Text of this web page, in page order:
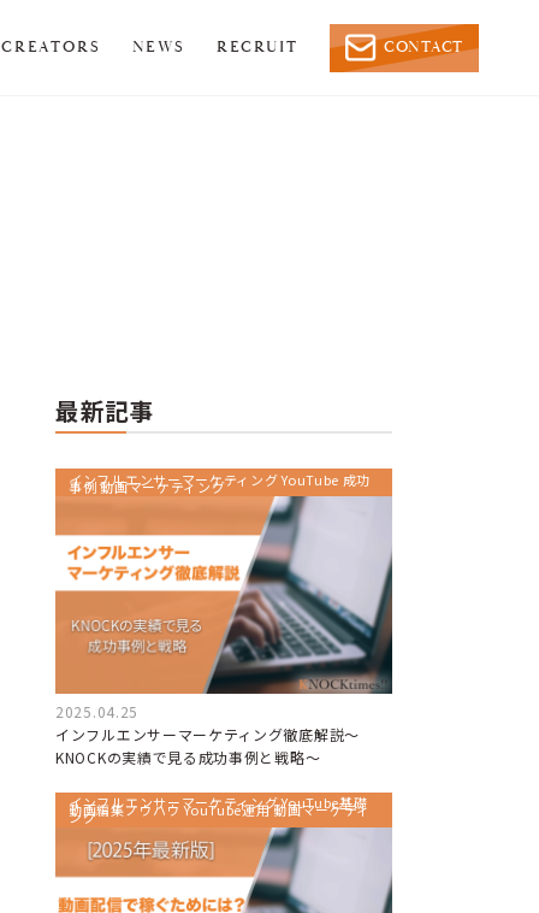
CREATORS NEWS RECRUIT CONTACT
最新記事
インフルエンサーマーケティング YouTube 成功
事例 動画マーケティング
2025.04.25
インフルエンサーマーケティング徹底解説～
KNOCKの実績で見る成功事例と戦略～
インフルエンサーマーケティング YouTube基礎
動画編集ノウハウ YouTube運用 動画マーケティ
ング